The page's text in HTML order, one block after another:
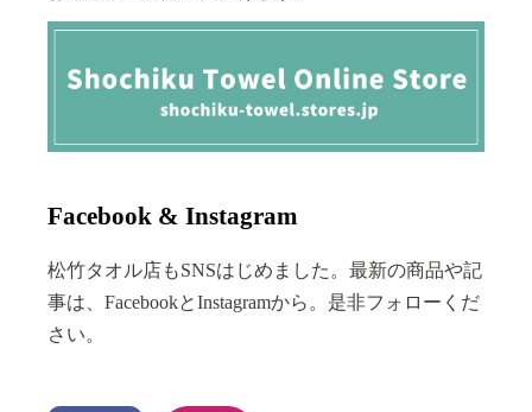
Facebook & Instagram
松竹タオル店もSNSはじめました。最新の商品や記
事は、FacebookとInstagramから。是非フォローくだ
さい。